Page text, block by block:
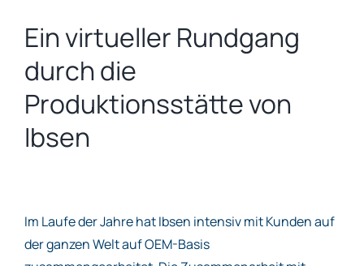
Ein virtueller Rundgang
durch die
Produktionsstätte von
Ibsen
Im Laufe der Jahre hat Ibsen intensiv mit Kunden auf
der ganzen Welt auf OEM-Basis